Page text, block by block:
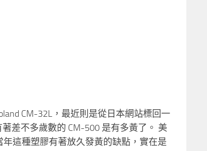
CM-32L，最近則是從日本網站標回一
差不多歲數的 CM-500 是有多黃了。 美
年這種塑膠有著放久發黃的缺點，實在是